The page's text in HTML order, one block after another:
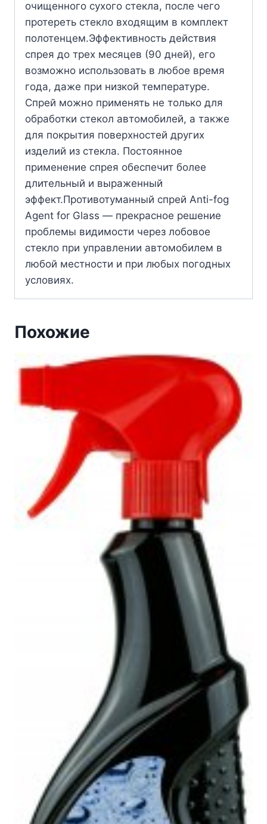
очищенного сухого стекла, после чего
протереть стекло входящим в комплект
полотенцем.Эффективность действия
спрея до трех месяцев (90 дней), его
возможно использовать в любое время
года, даже при низкой температуре.
Спрей можно применять не только для
обработки стекол автомобилей, а также
для покрытия поверхностей других
изделий из стекла. Постоянное
применение спрея обеспечит более
длительный и выраженный
эффект.Противотуманный спрей Anti-fog
Agent for Glass — прекрасное решение
проблемы видимости через лобовое
стекло при управлении автомобилем в
любой местности и при любых погодных
условиях.
Похожие